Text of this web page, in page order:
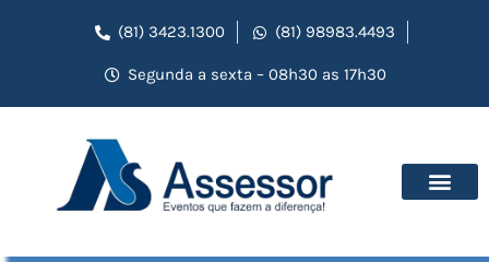
(81) 3423.1300 (81) 98983.4493
Segunda a sexta – 08h30 as 17h30